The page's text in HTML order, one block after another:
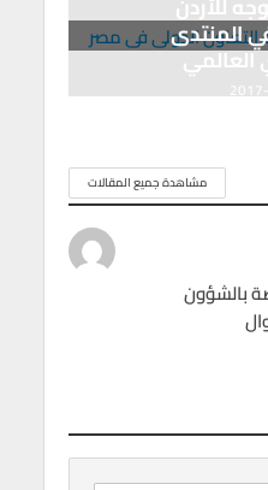
المنتدى
العالمي
مشاهدة جميع المقالات
بالشؤون